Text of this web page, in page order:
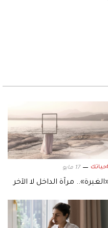
17 مايو
مرآة الداخل لا الآخر